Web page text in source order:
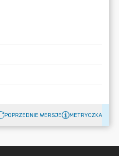
POPRZEDNIE WERSJE METRYCZKA